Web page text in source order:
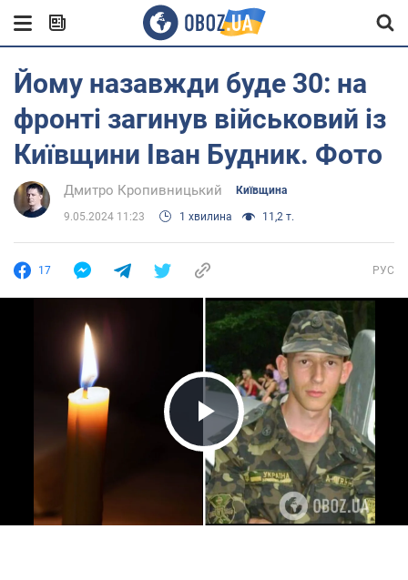
Йому назавжди буде 30: на
фронті загинув військовий із
Київщини Іван Будник. Фото
Дмитро Кропивницький Київщина
9.05.2024 11:23 1 хвилина 11,2 т.
17 РУС
Play Video